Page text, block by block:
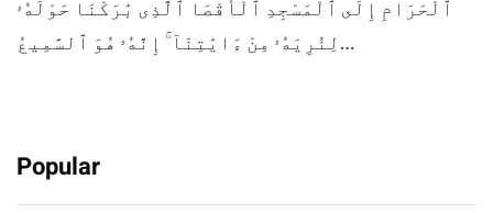
ٱلْحَرَامِ إِلَى ٱلْمَسْجِدِ ٱلْأَقْصَا ٱلَّذِى بَٰرَكْنَا حَوْلَهُۥ
لِنُرِيَهُۥ مِنْ ءَايَٰتِنَآ ۚ إِنَّهُۥ هُوَ ٱلسَّمِيعُ…
Popular